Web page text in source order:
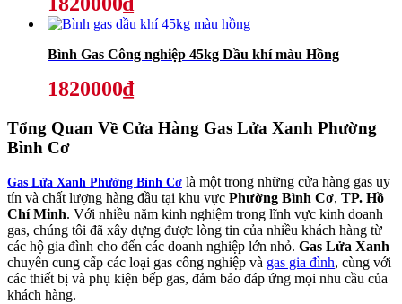
Bình Gas Công nghiệp 45kg Dầu khí màu Hồng
1820000₫
Tổng Quan Về Cửa Hàng Gas Lửa Xanh Phường
Bình Cơ
Gas Lửa Xanh Phường Bình Cơ là một trong những cửa hàng gas uy
tín và chất lượng hàng đầu tại khu vực Phường Bình Cơ, TP. Hồ
Chí Minh. Với nhiều năm kinh nghiệm trong lĩnh vực kinh doanh
gas, chúng tôi đã xây dựng được lòng tin của nhiều khách hàng từ
các hộ gia đình cho đến các doanh nghiệp lớn nhỏ. Gas Lửa Xanh
chuyên cung cấp các loại gas công nghiệp và gas gia đình, cùng với
các thiết bị và phụ kiện bếp gas, đảm bảo đáp ứng mọi nhu cầu của
khách hàng.